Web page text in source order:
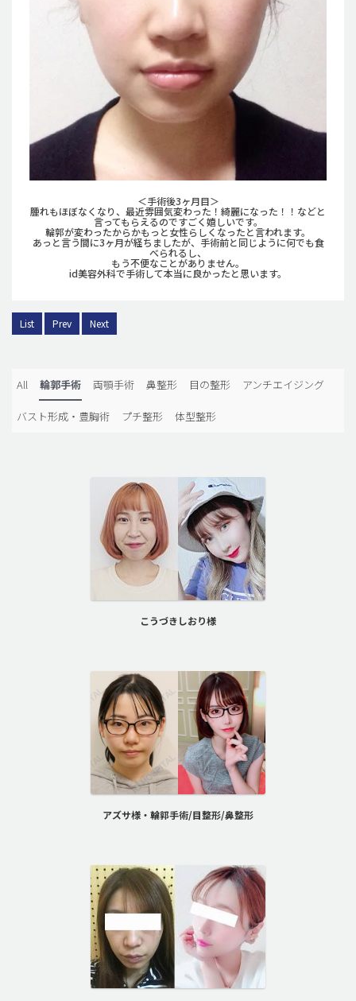
＜手術後3ヶ月目＞
腫れもほぼなくなり、最近雰囲気変わった！綺麗になった！！などと
言ってもらえるのですごく嬉しいです。
輪郭が変わったからかもっと女性らしくなったと言われます。
あっと言う間に3ヶ月が経ちましたが、手術前と同じように何でも食
べられるし、
もう不便なことがありません。
id美容外科で手術して本当に良かったと思います。
List Prev Next
All 輪郭手術 両顎手術 鼻整形 目の整形 アンチエイジング
バスト形成・豊胸術 プチ整形 体型整形
こうづきしおり様
アズサ様・輪郭手術/目整形/鼻整形